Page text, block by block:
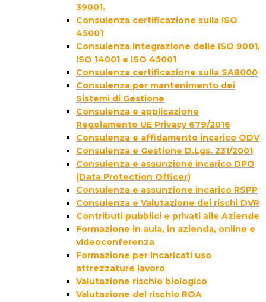
39001.
Consulenza certificazione sulla ISO
45001
Consulenza integrazione delle ISO 9001,
ISO 14001 e ISO 45001
Consulenza certificazione sulla SA8000
Consulenza per mantenimento dei
Sistemi di Gestione
Consulenza e applicazione
Regolamento UE Privacy 679/2016
Consulenza e affidamento incarico ODV
Consulenza e Gestione D.Lgs. 231/2001
Consulenza e assunzione incarico DPO
(Data Protection Officer)
Consulenza e assunzione incarico RSPP
Consulenza e Valutazione dei rischi DVR
Contributi pubblici e privati alle Aziende
Formazione in aula, in azienda, online e
videoconferenza
Formazione per incaricati uso
attrezzature lavoro
Valutazione rischio biologico
Valutazione del rischio ROA